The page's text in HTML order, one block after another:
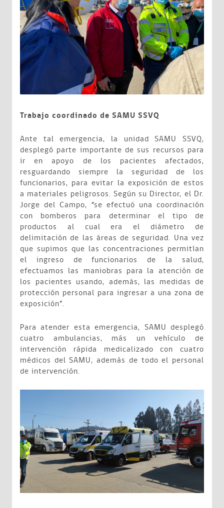
Trabajo coordinado de SAMU SSVQ
Ante tal emergencia, la unidad SAMU SSVQ,
desplegó parte importante de sus recursos para
ir en apoyo de los pacientes afectados,
resguardando siempre la seguridad de los
funcionarios, para evitar la exposición de estos
a materiales peligrosos. Según su Director, el Dr.
Jorge del Campo, “se efectuó una coordinación
con bomberos para determinar el tipo de
productos al cual era el diámetro de
delimitación de las áreas de seguridad. Una vez
que supimos que las concentraciones permitían
el ingreso de funcionarios de la salud,
efectuamos las maniobras para la atención de
los pacientes usando, además, las medidas de
protección personal para ingresar a una zona de
exposición”.
Para atender esta emergencia, SAMU desplegó
cuatro ambulancias, más un vehículo de
intervención rápida medicalizado con cuatro
médicos del SAMU, además de todo el personal
de intervención.